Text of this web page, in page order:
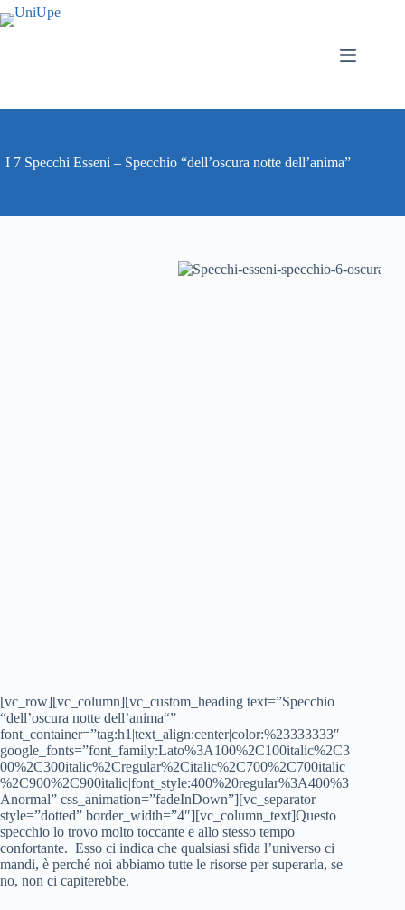
Salta
al
I 7 Specchi Esseni – Specchio “dell’oscura notte dell’anima”
[vc_row][vc_column][vc_custom_heading text=”Specchio
“dell’oscura notte dell’anima“”
font_container=”tag:h1|text_align:center|color:%23333333″
google_fonts=”font_family:Lato%3A100%2C100italic%2C3
00%2C300italic%2Cregular%2Citalic%2C700%2C700italic
%2C900%2C900italic|font_style:400%20regular%3A400%3
Anormal” css_animation=”fadeInDown”][vc_separator
style=”dotted” border_width=”4″][vc_column_text]Questo
specchio lo trovo molto toccante e allo stesso tempo
confortante. Esso ci indica che qualsiasi sfida l’universo ci
mandi, è perché noi abbiamo tutte le risorse per superarla, se
no, non ci capiterebbe.